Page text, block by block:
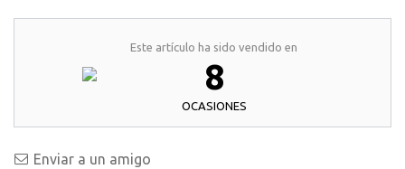
Este artículo ha sido vendido en
8
OCASIONES
Enviar a un amigo